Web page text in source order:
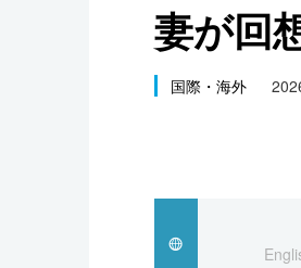
社会
文化
スポーツ・東京2020
妻が回
国際・海外